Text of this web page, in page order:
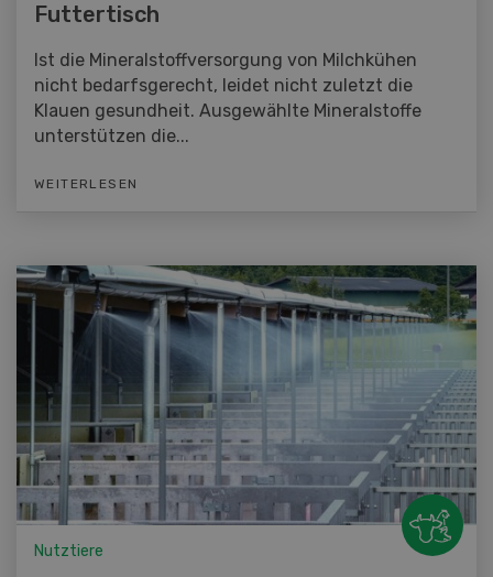
Futtertisch
Ist die Mineralstoffversorgung von Milchkühen
nicht bedarfsgerecht, leidet nicht zuletzt die
Klauen gesundheit. Ausgewählte Mineralstoffe
unterstützen die...
WEITERLESEN
Nutztiere